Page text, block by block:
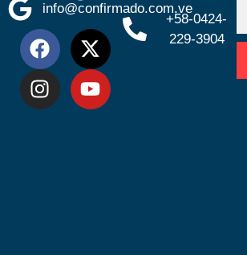
info@confirmado.com.ve
+58-0424-
229-3904